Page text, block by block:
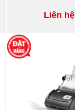
Liên hệ